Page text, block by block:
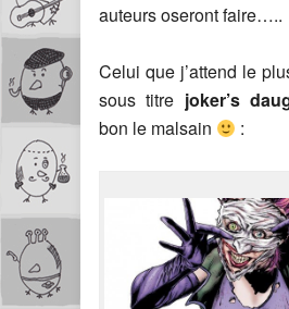
auteurs oseront faire…..
Celui que j’attend le
sous titre joker’s
bon le malsain
: